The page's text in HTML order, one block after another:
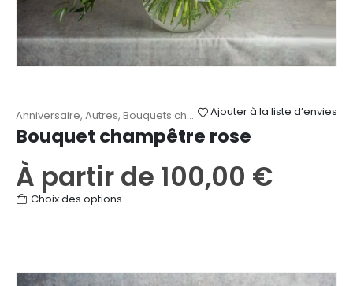
Ajouter à la liste d’envies
Anniversaire, Autres, Bouquets champêtres ,Fête des Mères,
Bouquet champêtre rose
À partir de 100,00 €
Choix des options
variations.